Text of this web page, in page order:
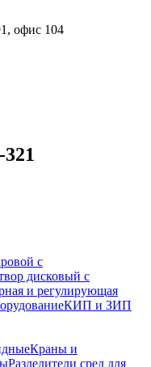
офис 104
с
дисковый с
и регулирующая
КИП и ЗИП
Краны и
Разделители сред для